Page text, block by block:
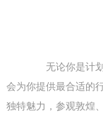
无论你是计划
会为你提供最合适的
独特魅力，参观敦煌